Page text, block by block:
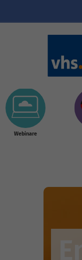
Webinare